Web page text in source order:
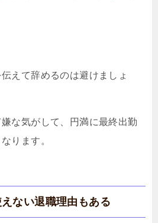
えて辞めるのは避けましょ
な気がして、円満に最終出勤
ります。
ない退職理由もある